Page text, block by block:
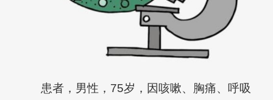
患者，男性，75岁，因咳嗽、胸痛、呼吸